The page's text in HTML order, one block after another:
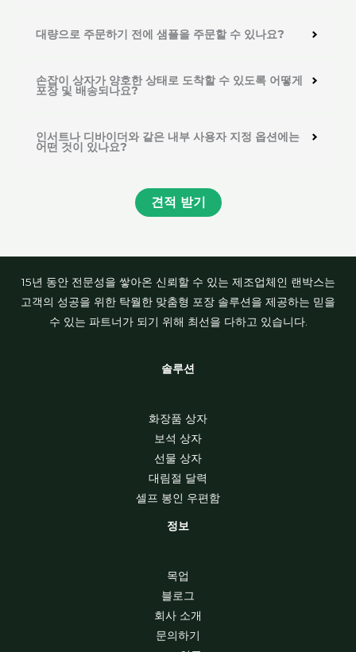
대량으로 주문하기 전에 샘플을 주문할 수 있나요?
손잡이 상자가 양호한 상태로 도착할 수 있도록 어떻게
포장 및 배송되나요?
인서트나 디바이더와 같은 내부 사용자 지정 옵션에는
어떤 것이 있나요?
견적 받기
15년 동안 전문성을 쌓아온 신뢰할 수 있는 제조업체인 랜박스는
고객의 성공을 위한 탁월한 맞춤형 포장 솔루션을 제공하는 믿을
수 있는 파트너가 되기 위해 최선을 다하고 있습니다.
솔루션
화장품 상자
보석 상자
선물 상자
대림절 달력
셀프 봉인 우편함
정보
목업
블로그
회사 소개
문의하기